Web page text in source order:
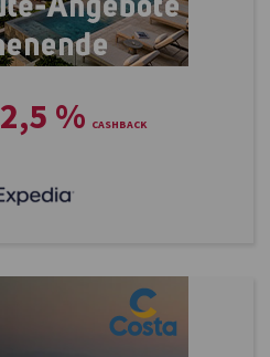
2,5 %